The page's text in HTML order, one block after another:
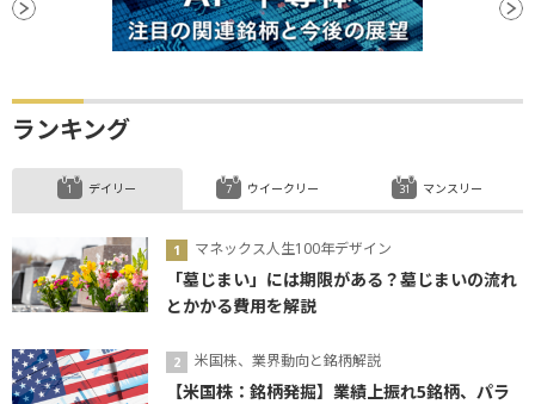
ランキング
デイリー
マネックス人生100年デザイン
「墓じまい」には期限がある？墓じまいの流れ
とかかる費用を解説
米国株、業界動向と銘柄解説
【米国株：銘柄発掘】業績上振れ5銘柄、パラ
ウイークリー マンスリー